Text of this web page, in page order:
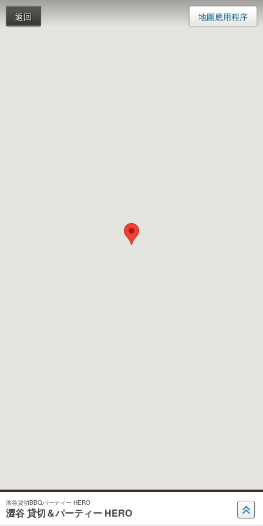
返回 地圖應用程序
渋谷貸切BBQパーティー HERO
澀谷 貸切＆パーティー HERO